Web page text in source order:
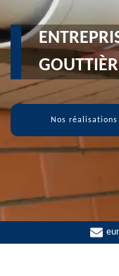
Nos réalisations